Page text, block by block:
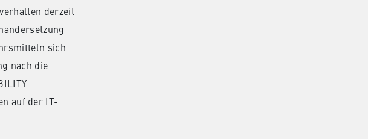
derzeit
sich
nach die
auf der IT-